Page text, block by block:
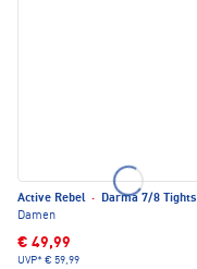
Active Rebel ·
Darma 7/8 Tights
Damen
€ 49,99
UVP* € 59,99